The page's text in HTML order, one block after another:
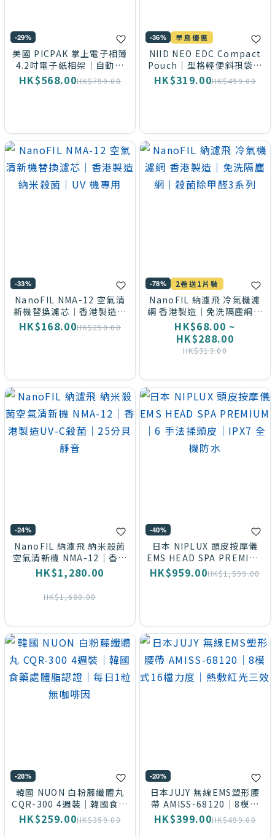
灰色
(27)
粉紅
色
(20)
買】
2件
優惠
價
備註
顏
色)
(9)
看
更
多
Garmma
(34)
Neville
Derma
(23)
ego
(17)
-29%
美國 PICPAK 掌上電子相簿
4.2吋電子紙相架｜自動換
500張相｜磁吸貼冰箱
HK$568.00HK$799.00
-36% 早鳥優惠
NIID NEO EDC Compact
Pouch｜型格輕便斜孭袋｜
磁吸一手速開
HK$319.00HK$499.00
-33%
NanoFIL NMA-12 空氣清
新機替換濾芯｜香港製造納
米殺菌｜UV 機專用
HK$168.00HK$250.00
-78% 2卷送1片裝
NanoFIL 納濾飛 冷氣機濾
網 香港製造｜免洗隔塵網｜
殺菌除甲醛3系列
HK$68.00 ~
HK$288.00
HK$313.00
-24%
NanoFIL 納濾飛 納米殺菌
空氣清新機 NMA-12｜香港
製造UV-C殺菌｜25分貝靜
音
HK$1,280.00
HK$1,680.00
-40%
日本 NIPLUX 頭皮按摩儀
EMS HEAD SPA PREMIUM
｜6 手法揉頭皮｜IPX7 全機
HK$959.00HK$1,599.00
-28%
韓國 NUON 白粉藤纖體丸
CQR-300 4週裝｜韓國食藥
處體脂認證｜每日1粒無咖啡
HK$259.00HK$359.00
-20%
日本JUJY 無線EMS塑形腰
帶 AMISS-68120｜8模式
16檔力度｜熱敷紅光三效
HK$399.00HK$499.00